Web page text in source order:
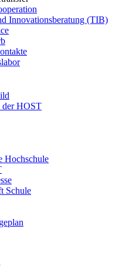
Innovationsberatung (TIB)
der HOST
Hochschule
Schule